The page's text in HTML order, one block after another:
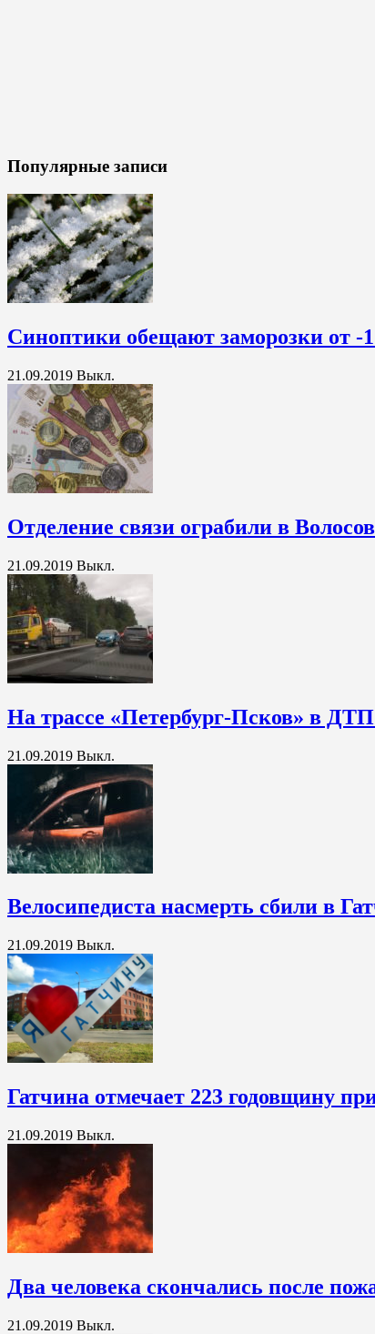
Популярные записи
Синоптики обещают заморозки от -
21.09.2019 Выкл.
Отделение связи ограбили в
21.09.2019 Выкл.
На трассе «Петербург-Псков» в
21.09.2019 Выкл.
Велосипедиста насмерть сбили в
21.09.2019 Выкл.
Гатчина отмечает 223 годовщину
21.09.2019 Выкл.
Два человека скончались после
21.09.2019 Выкл.